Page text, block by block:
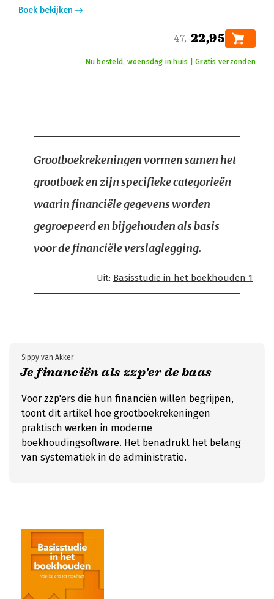
Boek bekijken
47,-22,95
Nu besteld, woensdag in huis | Gratis verzonden
Grootboekrekeningen vormen samen het
grootboek en zijn specifieke categorieën
waarin financiële gegevens worden
gegroepeerd en bijgehouden als basis
voor de financiële verslaglegging.
Uit: Basisstudie in het boekhouden 1
Je financiën als zzp'er de baas
Sippy van Akker
Voor zzp'ers die hun financiën willen begrijpen,
toont dit artikel hoe grootboekrekeningen
praktisch werken in moderne
boekhoudingsoftware. Het benadrukt het belang
van systematiek in de administratie.